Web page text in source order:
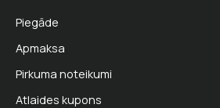
Piegāde
Apmaksa
Pirkuma noteikumi
Atlaides kupons